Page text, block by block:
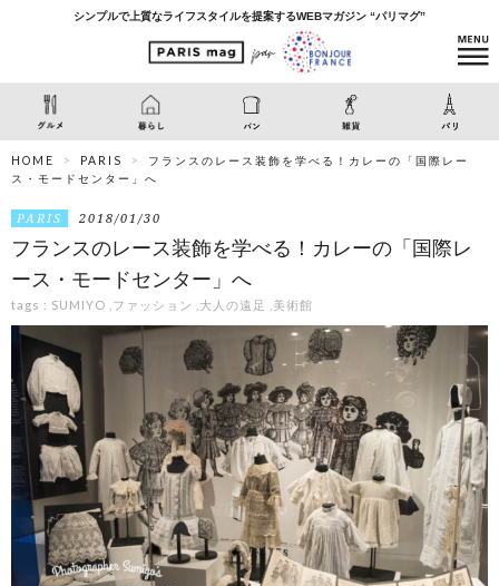
シンプルで上質なライフスタイルを提案するWEBマガジン “パリマグ”
HOME PARIS
フランスのレース装飾を学べる！カレーの「国際レー
ス・モードセンター」へ
PARIS 2018/01/30
フランスのレース装飾を学べる！カレーの「国際レ
ース・モードセンター」へ
tags : SUMIYO ファッション 大人の遠足 美術館